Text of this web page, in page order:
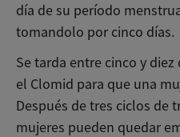
día de su período
tomandolo por cinco días.
Se tarda entre cinco y
el Clomid para que una
Después de tres ciclos de
mujeres pueden quedar